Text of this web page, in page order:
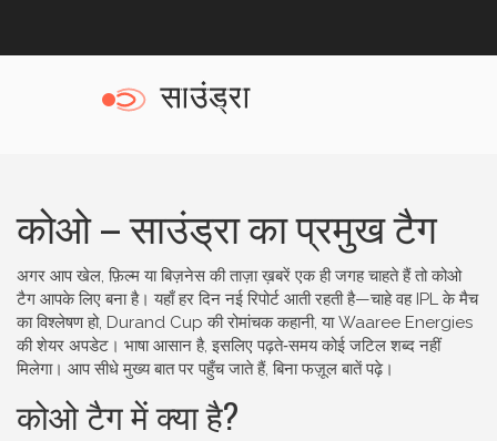
कोओ – साउंड्रा का प्रमुख टैग
अगर आप खेल, फ़िल्म या बिज़नेस की ताज़ा ख़बरें एक ही जगह चाहते हैं तो कोओ
टैग आपके लिए बना है। यहाँ हर दिन नई रिपोर्ट आती रहती है—चाहे वह IPL के मैच
का विश्लेषण हो, Durand Cup की रोमांचक कहानी, या Waaree Energies
की शेयर अपडेट। भाषा आसान है, इसलिए पढ़ते‑समय कोई जटिल शब्द नहीं
मिलेगा। आप सीधे मुख्य बात पर पहुँच जाते हैं, बिना फज़ूल बातें पढ़े।
कोओ टैग में क्या है?